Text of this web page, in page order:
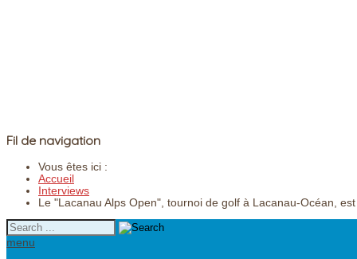
Fil de navigation
Vous êtes ici :
Accueil
Interviews
Le "Lacanau Alps Open", tournoi de golf à Lacanau-Océan,
menu